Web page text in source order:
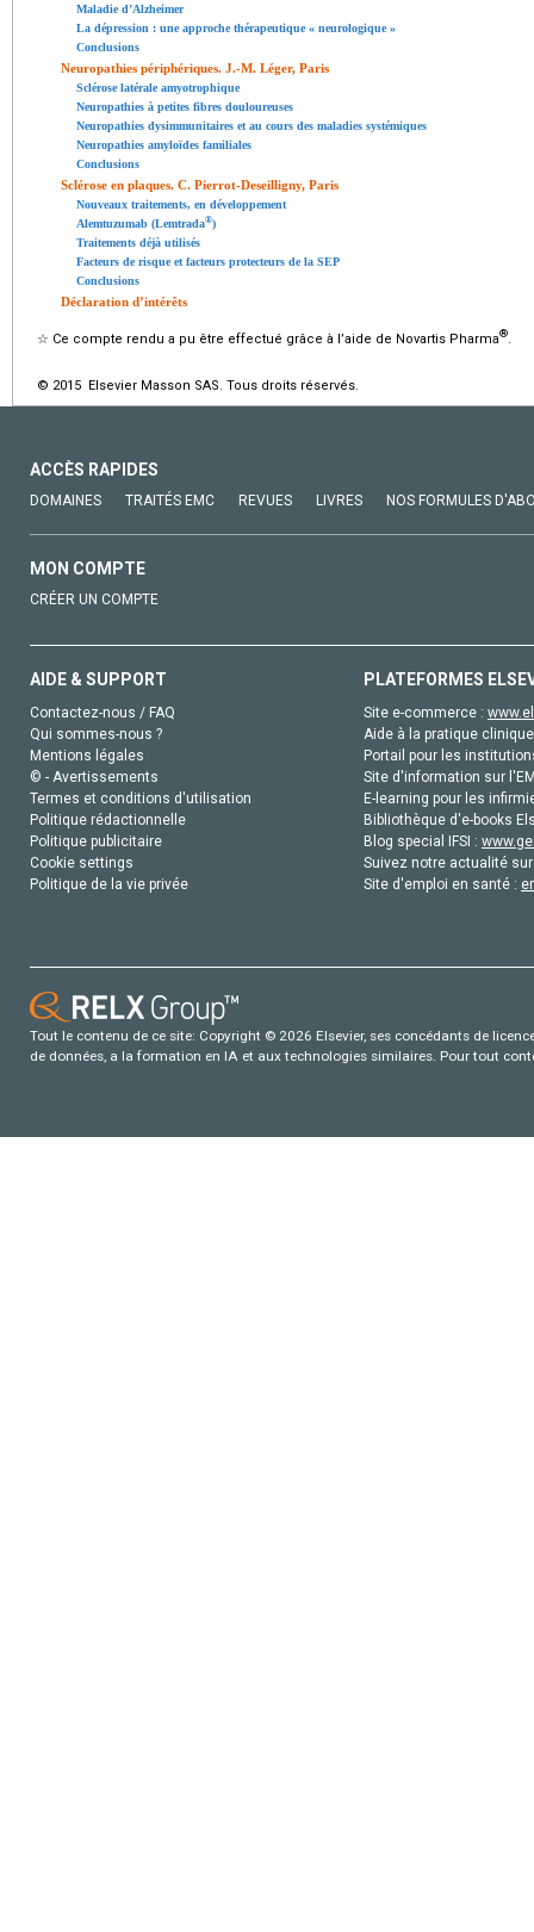
Maladie d’Alzheimer
La dépression : une approche thérapeutique « neurologique »
Conclusions
Neuropathies périphériques. J.-M. Léger, Paris
Sclérose latérale amyotrophique
Neuropathies à petites fibres douloureuses
Neuropathies dysimmunitaires et au cours des maladies systémiques
Neuropathies amyloïdes familiales
Conclusions
Sclérose en plaques. C. Pierrot-Deseilligny, Paris
Nouveaux traitements, en développement
Alemtuzumab (Lemtrada®)
Traitements déjà utilisés
Facteurs de risque et facteurs protecteurs de la SEP
Conclusions
Déclaration d’intérêts
☆ Ce compte rendu a pu être effectué grâce à l’aide de Novartis Pharma®.
© 2015 Elsevier Masson SAS. Tous droits réservés.
ACCÈS RAPIDES
DOMAINES TRAITÉS EMC REVUES LIVRES NOS FORMULES
MON COMPTE
CRÉER UN COMPTE
AIDE & SUPPORT
Contactez-nous / FAQ
Qui sommes-nous ?
Mentions légales
© - Avertissements
Termes et conditions d'utilisation
Politique rédactionnelle
Politique publicitaire
Cookie settings
Politique de la vie privée
PLATEFORMES
Site e-commerce :
Aide à la pratique
Portail pour les
Site d'information sur
E-learning pour les
Bibliothèque d'e-books
Blog special IFSI :
Suivez notre actualité
Site d'emploi en santé :
Tout le contenu de ce site: Copyright © 2026 Elsevier, ses concédants de
de données, a la formation en IA et aux technologies similaires. Pour tout